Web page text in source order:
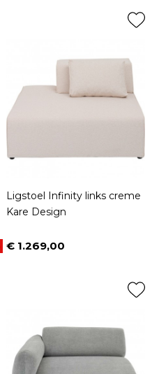
Ligstoel Infinity links creme
Kare Design
Prijs
€ 1.269,00